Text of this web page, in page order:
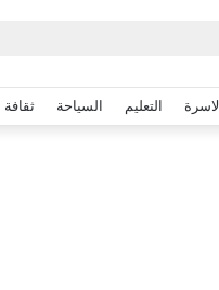
الاسرة التعليم السياحة